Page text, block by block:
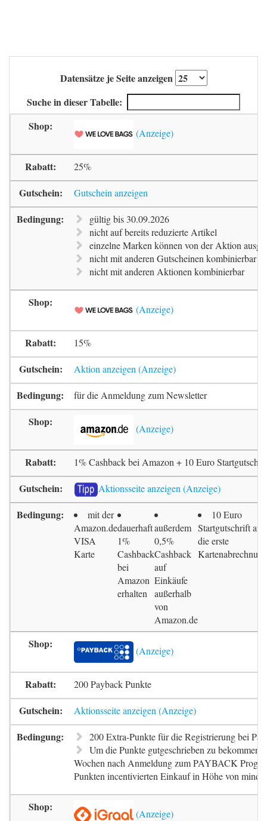
Datensätze je Seite anzeigen
Suche in dieser Tabelle:
25%
Gutschein anzeigen
gültig bis 30.09.2026
nicht auf bereits reduzierte Artikel
einzelne Marken können von der Aktion
nicht mit anderen Gutscheinen kombinierbar
nicht mit anderen Aktionen kombinierbar
15%
Aktion anzeigen
für die Anmeldung zum Newsletter
1% Cashback bei Amazon + 10 Euro
Aktionsseite anzeigen
mit der
Amazon.de
VISA
Karte
dauerhaft
1%
Cashback
bei
Amazon
erhalten
außerdem
0,5%
Cashback
auf
Einkäufe
außerhalb
von
Amazon.de
10 Euro
Startgutschrift auf
die erste
Kartenabrechnung
200 Payback Punkte
Aktionsseite anzeigen
200 Extra-Punkte für die Registrierung bei
Um die Punkte gutgeschrieben zu bekommen,
Wochen nach Anmeldung zum PAYBACK
Punkten incentivierten Einkauf in Höhe von